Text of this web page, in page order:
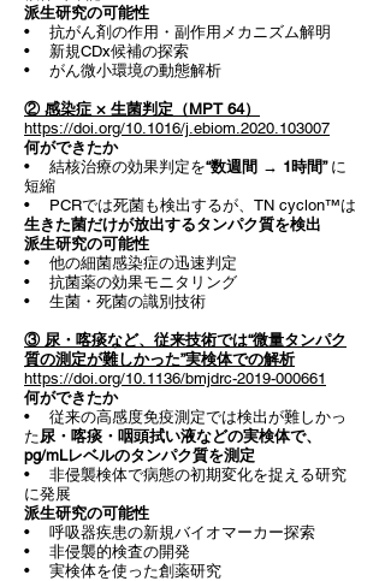
派生研究の可能性
• 抗がん剤の作用・副作用メカニズム解明
• 新規CDx候補の探索
• がん微小環境の動態解析
② 感染症 × 生菌判定（MPT 64）
https://doi.org/10.1016/j.ebiom.2020.103007
何ができたか
• 結核治療の効果判定を“数週間 → 1時間” に
短縮
• PCRでは死菌も検出するが、TN cyclon™は
生きた菌だけが放出するタンパク質を検出
派生研究の可能性
• 他の細菌感染症の迅速判定
• 抗菌薬の効果モニタリング
• 生菌・死菌の識別技術
③ 尿・喀痰など、従来技術では“微量タンパク
質の測定が難しかった”実検体での解析
https://doi.org/10.1136/bmjdrc-2019-000661
何ができたか
• 従来の高感度免疫測定では検出が難しかっ
た尿・喀痰・咽頭拭い液などの実検体で、
pg/mLレベルのタンパク質を測定
• 非侵襲検体で病態の初期変化を捉える研究
に発展
派生研究の可能性
• 呼吸器疾患の新規バイオマーカー探索
• 非侵襲的検査の開発
• 実検体を使った創薬研究